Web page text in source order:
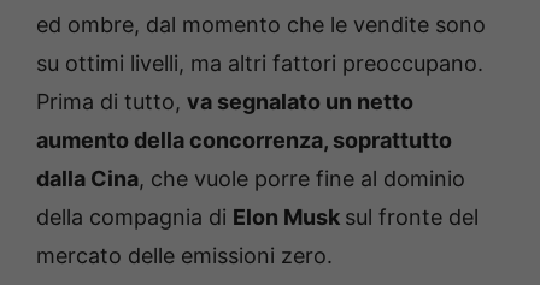
ed ombre, dal momento che le vendite sono
su ottimi livelli, ma altri fattori preoccupano.
Prima di tutto, va segnalato un netto
aumento della concorrenza, soprattutto
dalla Cina, che vuole porre fine al dominio
della compagnia di Elon Musk sul fronte del
mercato delle emissioni zero.